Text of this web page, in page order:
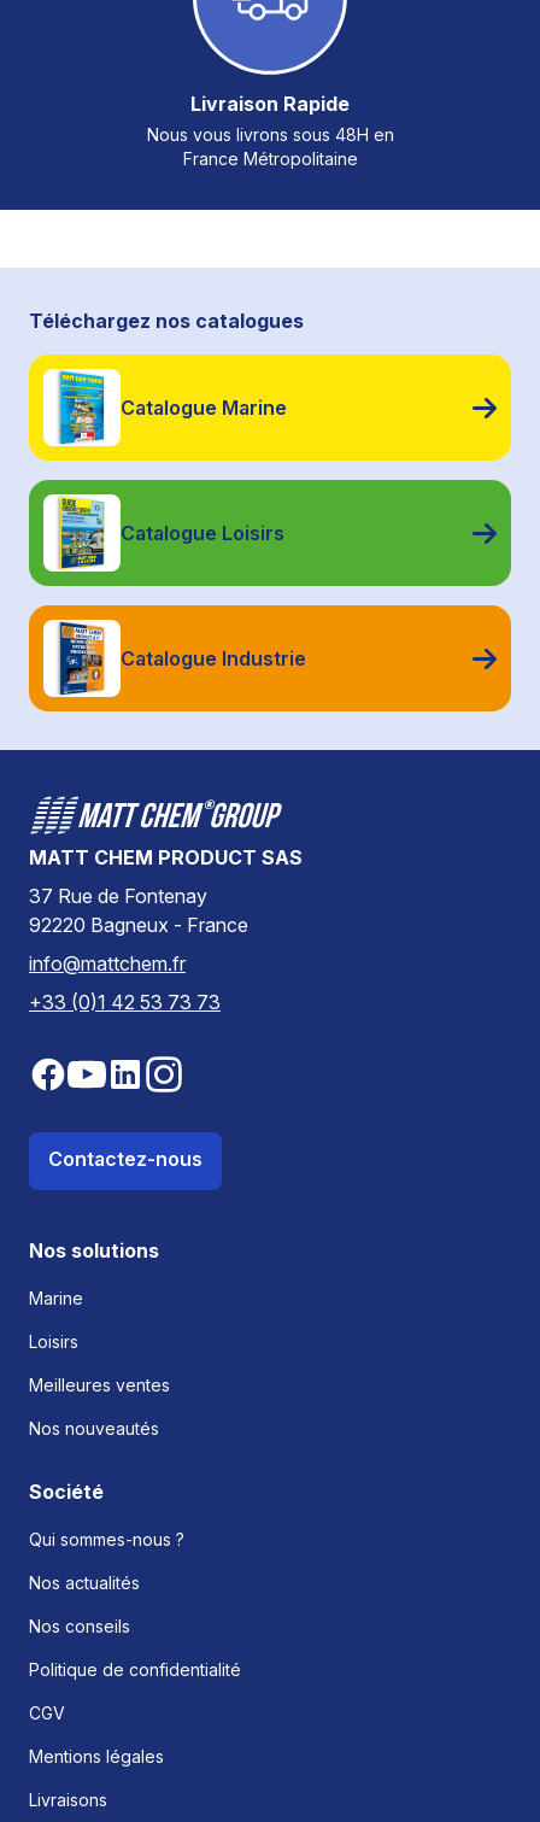
Livraison Rapide
Nous vous livrons sous 48H en
France Métropolitaine
Téléchargez nos catalogues
Catalogue Marine
Catalogue Loisirs
Catalogue Industrie
MATT CHEM PRODUCT SAS
37 Rue de Fontenay
92220 Bagneux - France
info@mattchem.fr
+33 (0)1 42 53 73 73
Contactez-nous
Nos solutions
Marine
Loisirs
Meilleures ventes
Nos nouveautés
Société
Qui sommes-nous ?
Nos actualités
Nos conseils
Politique de confidentialité
CGV
Mentions légales
Livraisons